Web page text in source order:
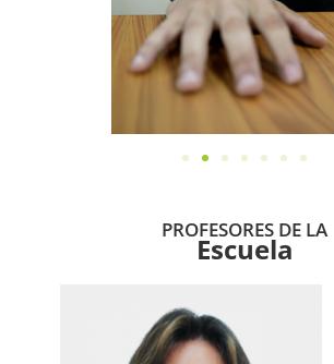
PROFESORES DE LA
Escuela